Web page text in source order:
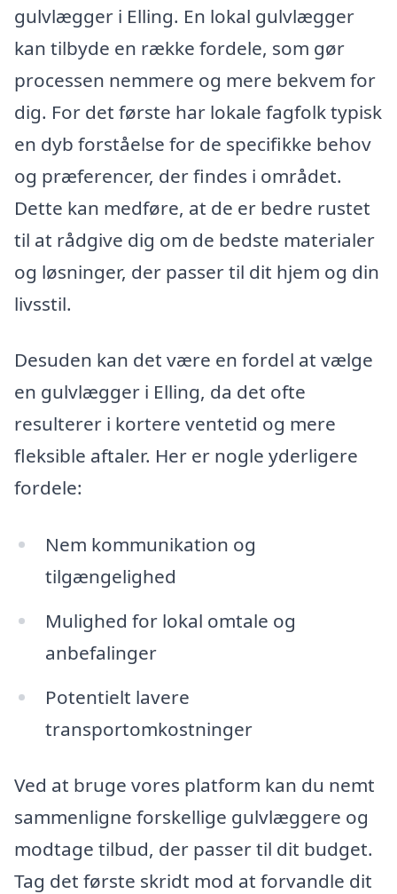
gulvlægger i Elling. En lokal gulvlægger
kan tilbyde en række fordele, som gør
processen nemmere og mere bekvem for
dig. For det første har lokale fagfolk typisk
en dyb forståelse for de specifikke behov
og præferencer, der findes i området.
Dette kan medføre, at de er bedre rustet
til at rådgive dig om de bedste materialer
og løsninger, der passer til dit hjem og din
livsstil.
Desuden kan det være en fordel at vælge
en gulvlægger i Elling, da det ofte
resulterer i kortere ventetid og mere
fleksible aftaler. Her er nogle yderligere
fordele:
Nem kommunikation og
tilgængelighed
Mulighed for lokal omtale og
anbefalinger
Potentielt lavere
transportomkostninger
Ved at bruge vores platform kan du nemt
sammenligne forskellige gulvlæggere og
modtage tilbud, der passer til dit budget.
Tag det første skridt mod at forvandle dit